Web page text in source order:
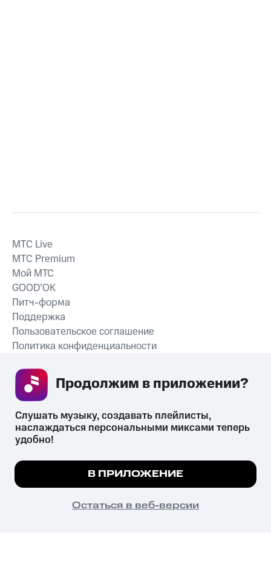
СКАЧАТЬ ПРИЛОЖЕНИЕ
MTС Live
MTС Premium
Мой МТС
GOOD’OK
Питч-форма
Поддержка
Пользовательское соглашение
Политика конфиденциальности
психотропных веществ, их аналогов причиняет вред здоровью,
их незаконный оборот запрещён и влечёт установленную
законодательством ответственность.
© 2026 ООО «КИОН».
Все права защищены
Мы используем куки, чтобы на сайте все
Подробнее
ПОНЯТНО
Слушать музыку, создавать плейлисты,
наслаждаться персональными миксами теперь
удобно!
В ПРИЛОЖЕНИЕ
Остаться в веб-версии